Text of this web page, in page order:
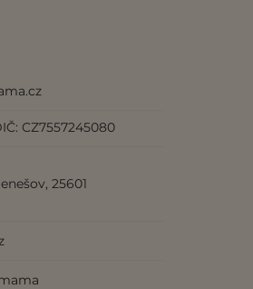
CZ7557245080
25601